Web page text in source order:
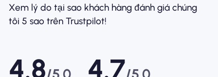
Xem lý do tại sao khách hàng đánh giá chúng
tôi 5 sao trên Trustpilot!
4.8 4.7